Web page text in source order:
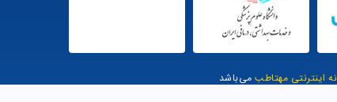
اینترنتی مهتاطب می‌باشد